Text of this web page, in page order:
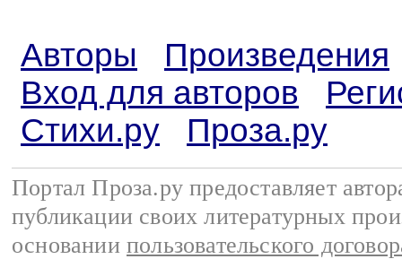
Авторы
Произведения
Вход для авторов
Стихи.ру
Проза.ру
Портал Проза.ру предоставляет
публикации своих литературных
основании пользовательского